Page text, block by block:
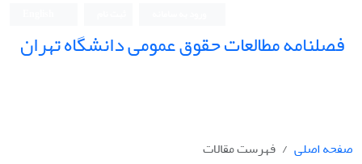
فصلنامه مطالعات حقوق عمومی دانشگاه تهران
صفحه اصلی
فهرست مقالات